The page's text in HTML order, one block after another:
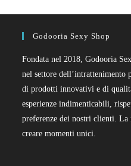
Godooria Sexy Shop
Fondata nel 2018, Godooria
nel settore dell’intrattenimento
di prodotti innovativi e di
esperienze indimenticabili,
preferenze dei nostri clienti. La
creare momenti unici.